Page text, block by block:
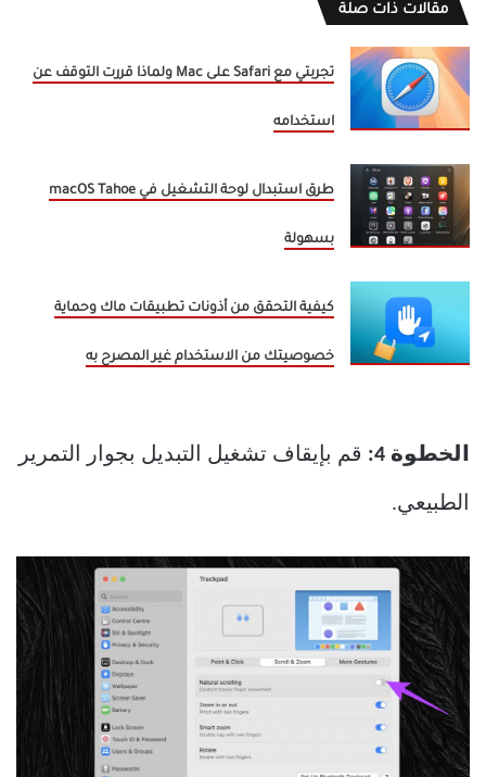
مقالات ذات صلة
تجربتي مع Safari على Mac ولماذا قررت التوقف عن
استخدامه
طرق استبدال لوحة التشغيل في macOS Tahoe
بسهولة
كيفية التحقق من أذونات تطبيقات ماك وحماية
خصوصيتك من الاستخدام غير المصرح به
الخطوة 4: قم بإيقاف تشغيل التبديل بجوار التمرير
الطبيعي.